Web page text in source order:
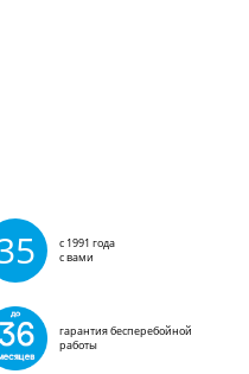
с 1991 года
с вами
гарантия бесперебойной
работы